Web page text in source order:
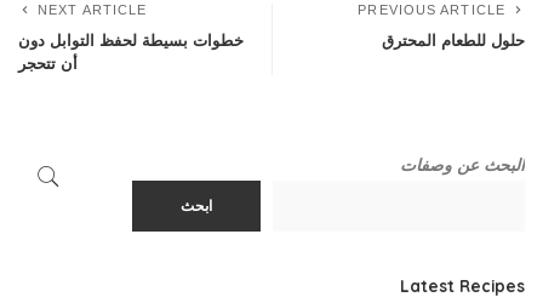
PREVIOUS ARTICLE
حلول للطعام المحترق
NEXT ARTICLE
خطوات بسيطة لحفظ التوابل دون
أن تتحجر
البحث عن وصفات
ابحث
Latest Recipes